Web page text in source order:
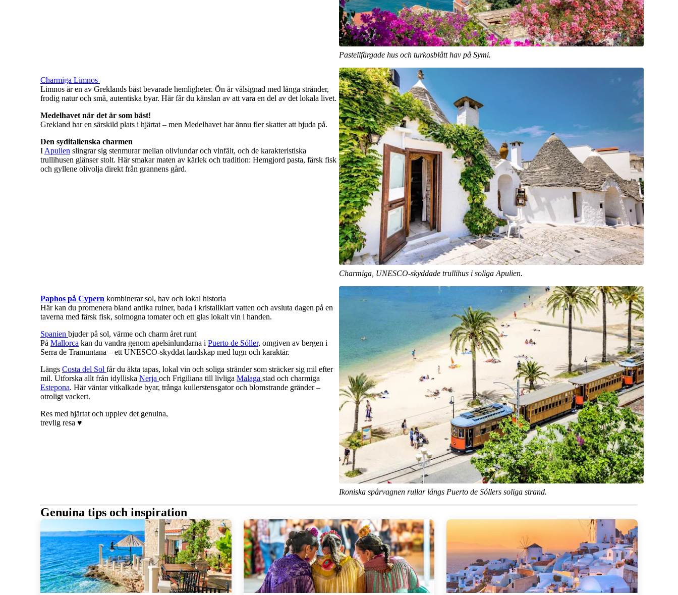
Pastellfärgade hus och turkosblått hav på Symi.
Charmiga Limnos
Limnos är en av Greklands bäst bevarade hemligheter. Ön är välsignad med långa stränder,
frodig natur och små, autentiska byar. Här får du känslan av att vara en del av det lokala livet.
Grekland har en särskild plats i hjärtat – men Medelhavet har ännu fler skatter att bjuda på.
Den syditalienska charmen
I Apulien slingrar sig stenmurar mellan olivlundar och vinfält, och de karakteristiska
trullihusen glänser stolt. Här smakar maten av kärlek och tradition: Hemgjord pasta, färsk fisk
och gyllene olivolja direkt från grannens gård.
Charmiga, UNESCO-skyddade trullihus i soliga Apulien.
Paphos på Cypern kombinerar sol, hav och lokal historia
Här kan du promenera bland antika ruiner, bada i kristallklart vatten och avsluta dagen på en
taverna med färsk fisk, solmogna tomater och ett glas lokalt vin i handen.
Spanien bjuder på sol, värme och charm året runt
På Mallorca kan du vandra genom apelsinlundarna i Puerto de Sóller, omgiven av bergen i
Serra de Tramuntana – ett UNESCO-skyddat landskap med lugn och karaktär.
Längs Costa del Sol får du äkta tapas, lokal vin och soliga stränder som sträcker sig mil efter
mil. Utforska allt från idylliska Nerja och Frigiliana till livliga Malaga stad och charmiga
Estepona. Här väntar vitkalkade byar, trånga kullerstensgator och blomstrande gränder –
otroligt vackert.
Res med hjärtat och upplev det genuina,
trevlig resa ♥
Ikoniska spårvagnen rullar längs Puerto de Sóllers soliga strand.
Genuina tips och inspiration